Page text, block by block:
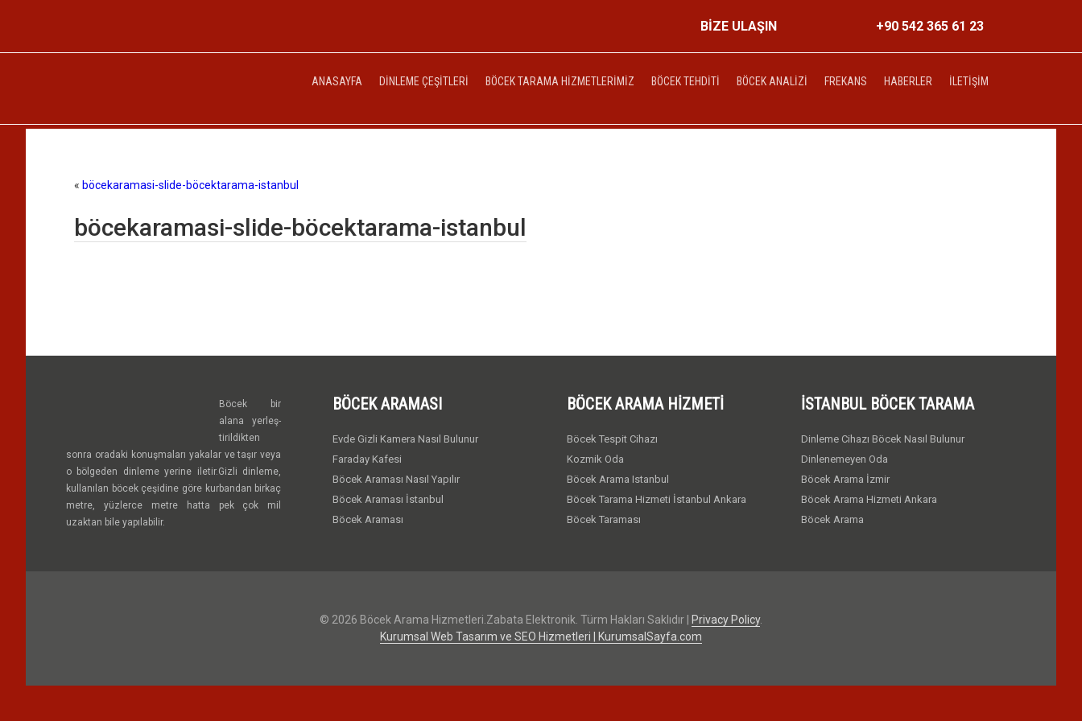
BİZE ULAŞIN +90 542 365 61 23
ANASAYFA DINLEME ÇEŞITLERI BÖCEK TARAMA HIZMETLERIMIZ BÖCEK TEHDITI BÖCEK ANALIZI FREKANS HABERLER İLETIŞIM
« böcekaramasi-slide-böcektarama-istanbul
böcekaramasi-slide-böcektarama-istanbul
Böcek bir
alana yerleş-
tirildikten
sonra oradaki konuşmaları yakalar ve taşır veya
o bölgeden dinleme yerine iletir.Gizli dinleme,
kullanılan böcek çeşidine göre kurbandan birkaç
metre, yüzlerce metre hatta pek çok mil
uzaktan bile yapılabilir.
BÖCEK ARAMASI
Evde Gizli Kamera Nasıl Bulunur
Faraday Kafesi
Böcek Araması Nasıl Yapılır
Böcek Araması İstanbul
Böcek Araması
BÖCEK ARAMA HIZMETI
Böcek Tespit Cihazı
Kozmik Oda
Böcek Arama Istanbul
Böcek Tarama Hizmeti İstanbul Ankara
Böcek Taraması
İSTANBUL BÖCEK TARAMA
Dinleme Cihazı Böcek Nasıl Bulunur
Dinlenemeyen Oda
Böcek Arama İzmir
Böcek Arama Hizmeti Ankara
Böcek Arama
© 2026 Böcek Arama Hizmetleri.Zabata Elektronik. Türm Hakları Saklıdır | Privacy Policy.
Kurumsal Web Tasarım ve SEO Hizmetleri | KurumsalSayfa.com